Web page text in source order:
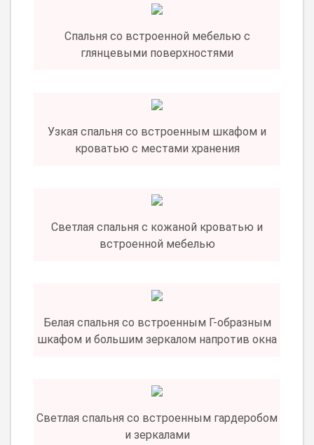
Спальня со встроенной мебелью с
глянцевыми поверхностями
Узкая спальня со встроенным шкафом и
кроватью с местами хранения
Светлая спальня с кожаной кроватью и
встроенной мебелью
Белая спальня со встроенным Г-образным
шкафом и большим зеркалом напротив окна
Светлая спальня со встроенным гардеробом
и зеркалами